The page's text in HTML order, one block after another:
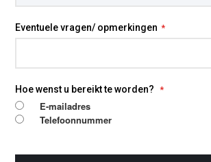
Eventuele vragen/ opmerkingen
Hoe wenst u bereikt te worden?
E-mailadres
Telefoonnummer